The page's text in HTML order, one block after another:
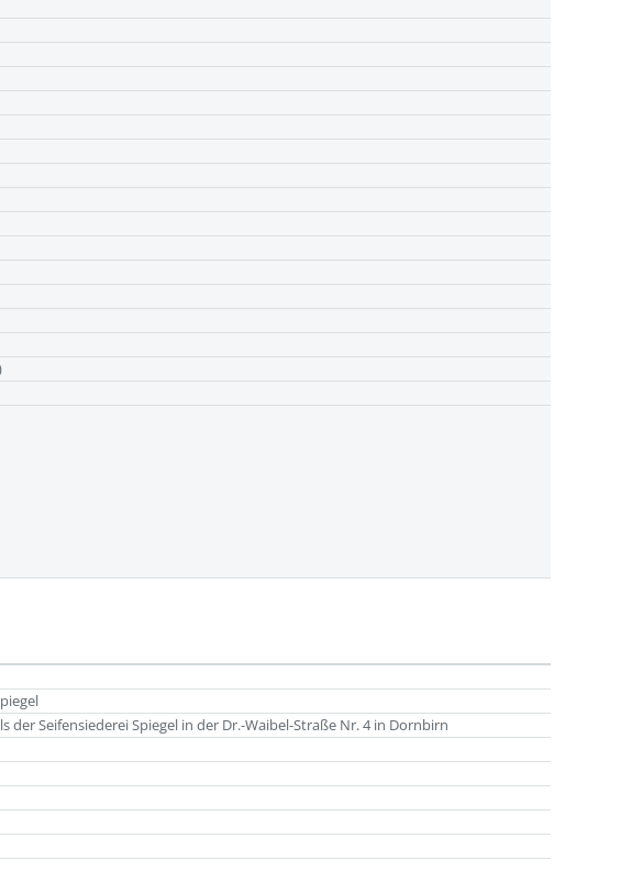
der Seifensiederei Spiegel in der Dr.-Waibel-Straße Nr. 4 in Dornbirn